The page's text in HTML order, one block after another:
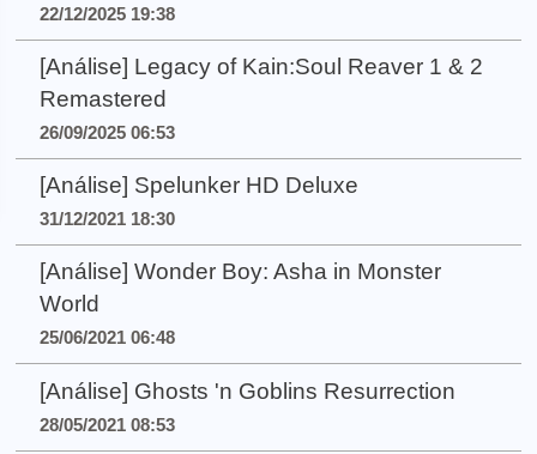
22/12/2025 19:38
[Análise] Legacy of Kain:Soul Reaver 1 & 2
Remastered
26/09/2025 06:53
[Análise] Spelunker HD Deluxe
31/12/2021 18:30
[Análise] Wonder Boy: Asha in Monster
World
25/06/2021 06:48
[Análise] Ghosts 'n Goblins Resurrection
28/05/2021 08:53